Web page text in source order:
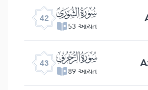
42 ﯗ
53 આયત
43 ﯘ
89 આયત